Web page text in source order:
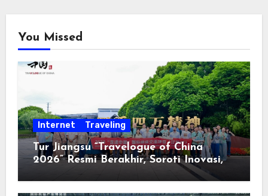
You Missed
Internet Traveling
Tur Jiangsu “Travelogue of China
2026” Resmi Berakhir, Soroti Inovasi,
Keterbukaan, dan Pembangunan